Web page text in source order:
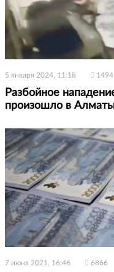
5 января 2024, 11:18 1494
Разбойное
произошло в
7 июня 2021, 16:46 6866